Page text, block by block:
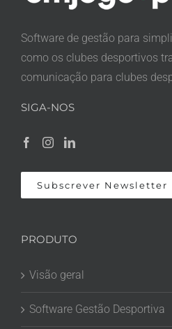
Software de gestão para
como os clubes desportivos
comunicação para clubes
SIGA-NOS
Subscrever Newsletter
PRODUTO
Visão geral
Software Gestão Desportiva